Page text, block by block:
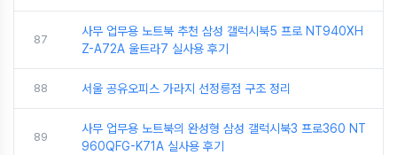
87
사무 업무용 노트북 추천 삼성 갤럭시북5 프로 NT940XH
Z-A72A 울트라7 실사용 후기
88 서울 공유오피스 가라지 선정릉점 구조 정리
89
사무 업무용 노트북의 완성형 삼성 갤럭시북3 프로360 NT
960QFG-K71A 실사용 후기